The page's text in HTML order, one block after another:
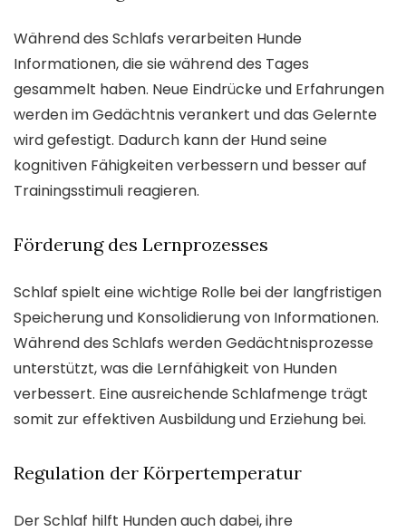
Während des Schlafs verarbeiten Hunde
Informationen, die sie während des Tages
gesammelt haben. Neue Eindrücke und Erfahrungen
werden im Gedächtnis verankert und das Gelernte
wird gefestigt. Dadurch kann der Hund seine
kognitiven Fähigkeiten verbessern und besser auf
Trainingsstimuli reagieren.
Förderung des Lernprozesses
Schlaf spielt eine wichtige Rolle bei der langfristigen
Speicherung und Konsolidierung von Informationen.
Während des Schlafs werden Gedächtnisprozesse
unterstützt, was die Lernfähigkeit von Hunden
verbessert. Eine ausreichende Schlafmenge trägt
somit zur effektiven Ausbildung und Erziehung bei.
Regulation der Körpertemperatur
Der Schlaf hilft Hunden auch dabei, ihre